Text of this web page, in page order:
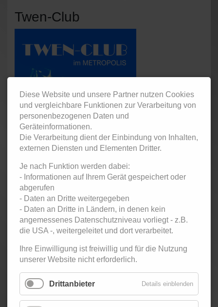
Twen-Club
Tanzparty im Metropolis für Erwachsene und Singles.
Eintritt:
5,- € Kursteilnehmer / 7,- € Ehemalige Kursteilnehmer
und Gäste
Zurück
< März 2025 April 2025
Mai 2025 >
Diese Website und unsere Partner nutzen Cookies
und vergleichbare Funktionen zur Verarbeitung von
personenbezogenen Daten und
Geräteinformationen.
Die Verarbeitung dient der Einbindung von Inhalten,
externen Diensten und Elementen Dritter.
Je nach Funktion werden dabei:
- Informationen auf Ihrem Gerät gespeichert oder
abgerufen
- Daten an Dritte weitergegeben
- Daten an Dritte in Ländern, in denen kein
angemessenes Datenschutzniveau vorliegt - z.B.
die USA -, weitergeleitet und dort verarbeitet.
Ihre Einwilligung ist freiwillig und für die Nutzung
unserer Website nicht erforderlich.
Drittanbieter Details einblenden